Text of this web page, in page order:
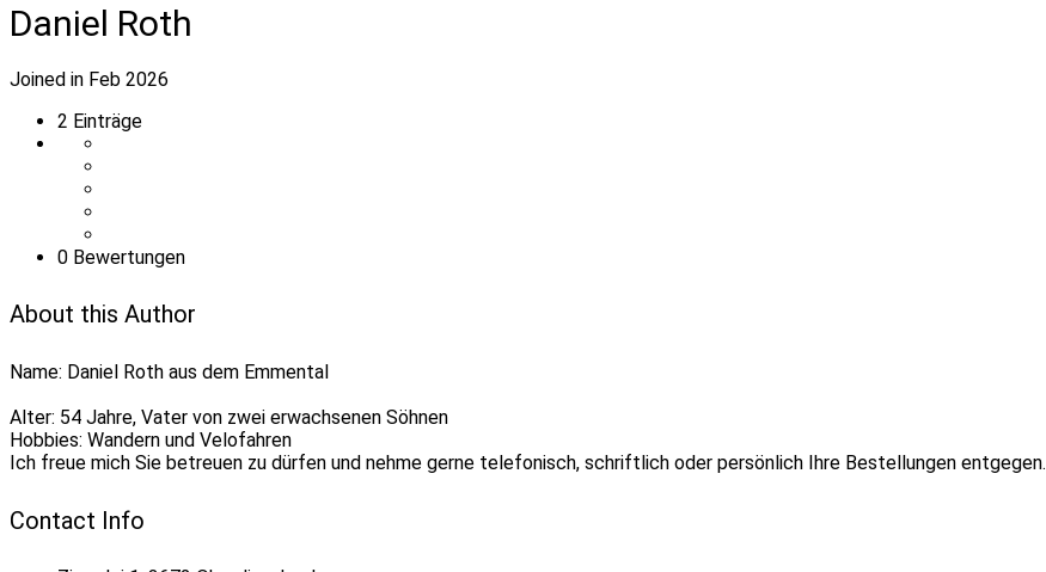
Daniel Roth
Joined in Feb 2026
2 Einträge
0 Bewertungen
About this Author
Name: Daniel Roth aus dem Emmental
Alter: 54 Jahre, Vater von zwei erwachsenen Söhnen
Hobbies: Wandern und Velofahren
Ich freue mich Sie betreuen zu dürfen und nehme gerne telefonisch, schriftlich oder persönlich Ihre Bestellungen entgegen.
Contact Info